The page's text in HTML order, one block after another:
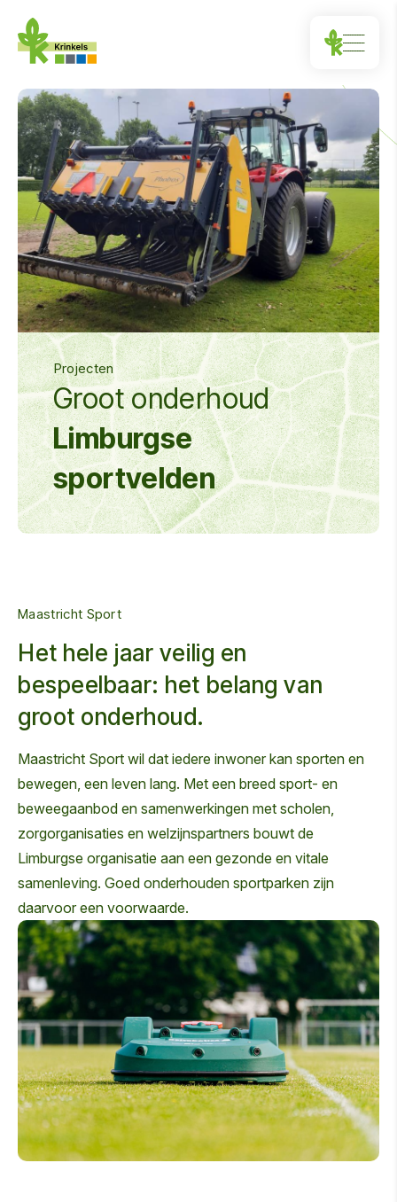
Projecten
Groot onderhoud
Limburgse
sportvelden
Maastricht Sport
Het hele jaar veilig en
bespeelbaar: het belang van
groot onderhoud.
Maastricht Sport wil dat iedere inwoner kan sporten en
bewegen, een leven lang. Met een breed sport- en
beweegaanbod en samenwerkingen met scholen,
zorgorganisaties en welzijnspartners bouwt de
Limburgse organisatie aan een gezonde en vitale
samenleving. Goed onderhouden sportparken zijn
daarvoor een voorwaarde.